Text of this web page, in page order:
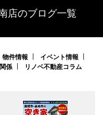
店のブログ一覧
物件情報
イベント情報
係 リノベ不動産コラム